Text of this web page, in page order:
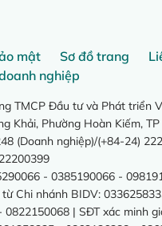
mật Sơ đồ trang
nghiệp
TMCP Đầu tư và Phát triển
Khải, Phường Hoàn Kiếm,
(Doanh nghiệp)/(+84-24)
22200399
- 0385190066 -
Chi nhánh BIDV:
| SĐT xác minh